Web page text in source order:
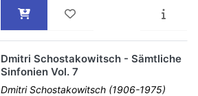
Dmitri Schostakowitsch - Sämtliche
Sinfonien Vol. 7
Dmitri Schostakowitsch (1906-1975)